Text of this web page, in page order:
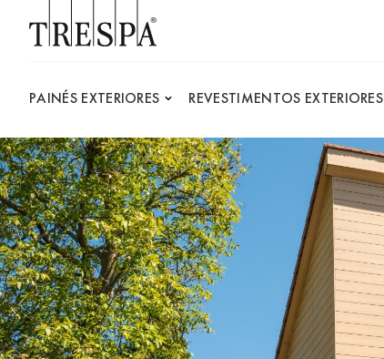
PAINÉS EXTERIORES REVESTIMENTOS EXTERIORES